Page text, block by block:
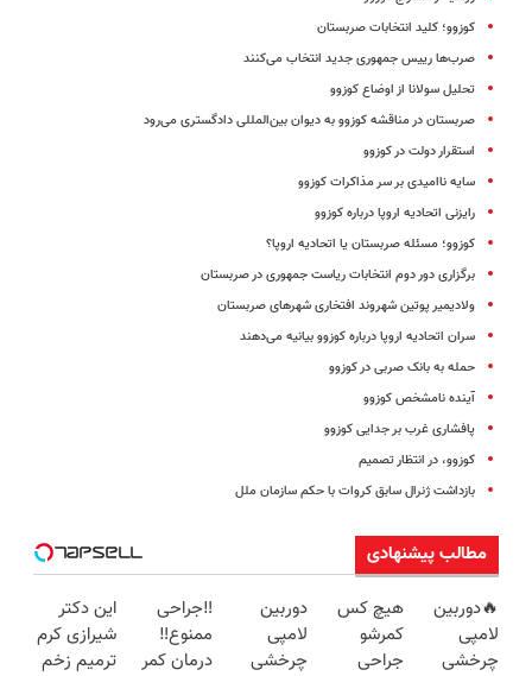
کوزوو؛ کلید انتخابات صربستان
صرب‌ها رییس جمهوری جدید انتخاب می‌کنند
تحلیل سولانا از اوضاع کوزوو
صربستان در مناقشه کوزوو به دیوان بین‌المللی دادگستری می‌رود
استقرار دولت در کوزوو
سایه ناامیدی بر سر مذاکرات کوزوو
رایزنی اتحادیه اروپا درباره کوزوو
کوزوو؛ مسئله صربستان یا اتحادیه اروپا؟
برگزاری دور دوم انتخابات ریاست جمهوری در صربستان
ولادیمیر پوتین شهروند افتخاری شهرهای صربستان
سران اتحادیه اروپا درباره کوزوو بیانیه می‌دهند
حمله به بانک صربی در کوزوو
آینده نامشخص کوزوو
پافشاری غرب بر‌ جدایی‌ کوزوو
کوزوو، در انتظار تصمیم
بازداشت ژنرال سابق کروات با حکم سازمان ملل
مطالب پیشنهادی
🔥دوربین
لامپی
چرخشی
هیچ کس
کمرشو
جراحی
دوربین
لامپی
چرخشی
‼️جراحی
ممنوع‼️
درمان کمر
این دکتر
شیرازی کرم
ترمیم زخم